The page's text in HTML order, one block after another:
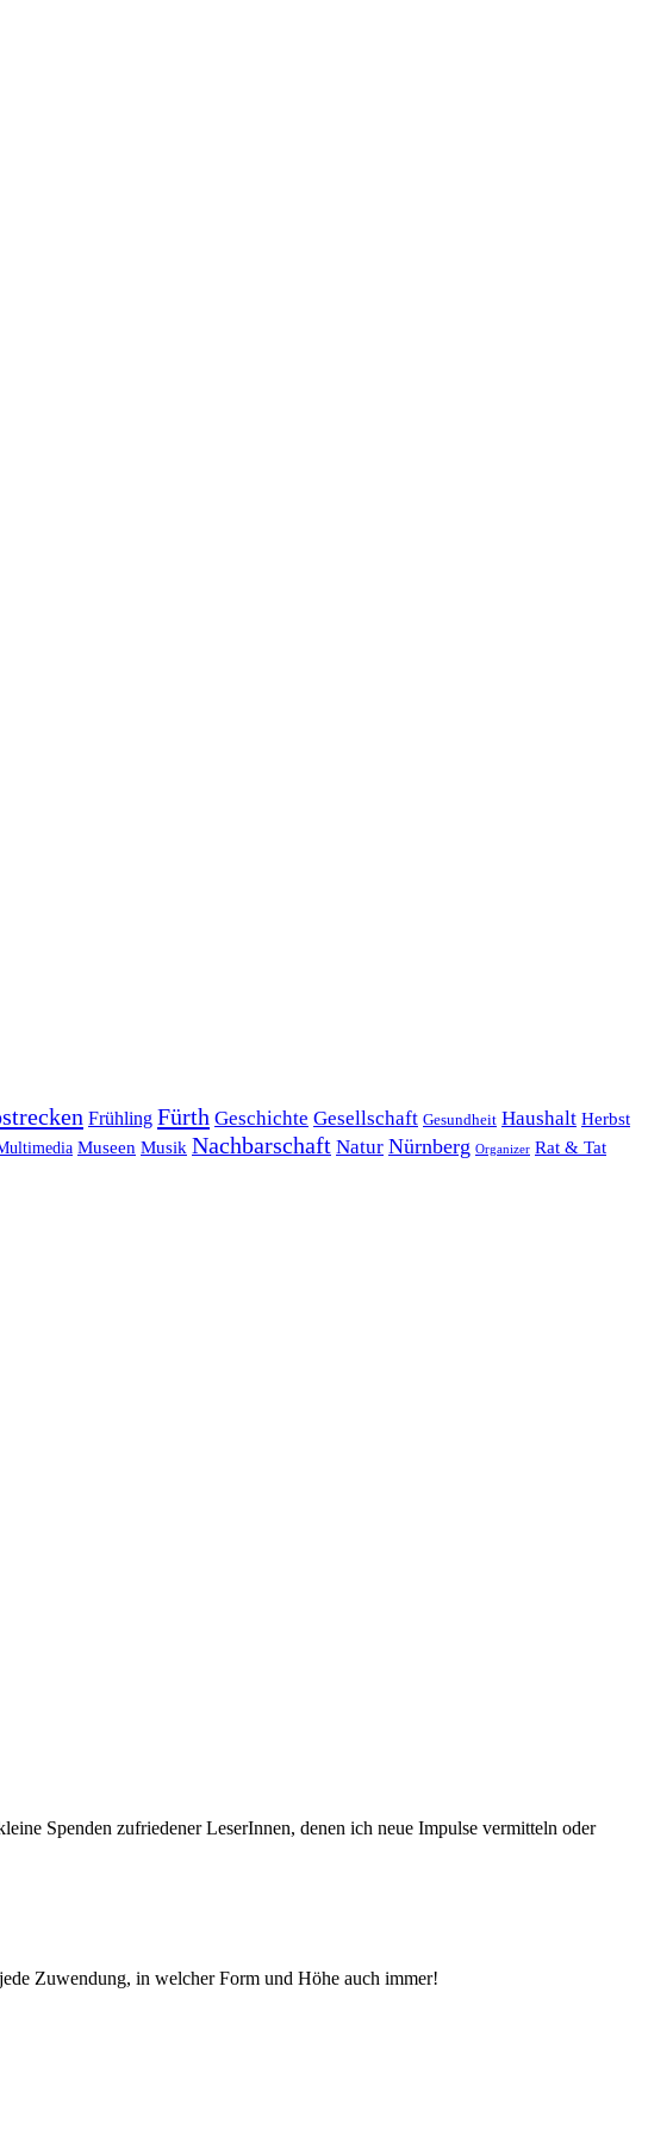
Frühling Fürth Geschichte Gesellschaft Gesundheit Haushalt Herbst
Museen Musik Nachbarschaft Natur Nürnberg Organizer Rat & Tat
Spenden zufriedener Le­serInnen, denen ich neue Im­pul­se vermitteln oder
Zuwendung, in welcher Form und Höhe auch immer!